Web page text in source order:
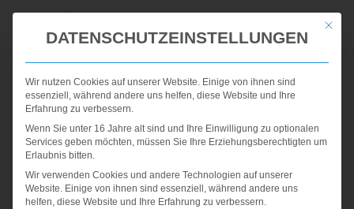
TREPPENLIFT IN
ALTBAUTEN IM RAUM
STUTTGART
Mit
DATENSCHUTZEINSTELLUNGEN
Wir nutzen Cookies auf unserer Website. Einige von ihnen sind
essenziell, während andere uns helfen, diese Website und Ihre
Erfahrung zu verbessern.
Wenn Sie unter 16 Jahre alt sind und Ihre Einwilligung zu optionalen
Services geben möchten, müssen Sie Ihre Erziehungsberechtigten um
Erlaubnis bitten.
Wir verwenden Cookies und andere Technologien auf unserer
Website. Einige von ihnen sind essenziell, während andere uns
helfen, diese Website und Ihre Erfahrung zu verbessern.